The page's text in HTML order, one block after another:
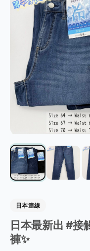
日本連線
日本最新出 #接
褲✨